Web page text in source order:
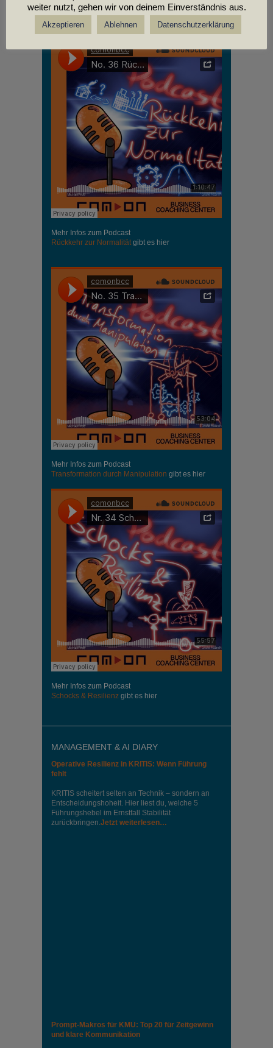
PODCASTS
Mehr Infos zum Podcast
Rückkehr zur Normalitätgibt es hier
Mehr Infos zum Podcast
Transformation durch Manipulation gibt es hier
Mehr Infos zum Podcast
Schocks & Resilienz gibt es hier
MANAGEMENT & AI DIARY
Operative Resilienz in KRITIS: Wenn Führung
fehlt
KRITIS scheitert selten an Technik – sondern an
Entscheidungshoheit. Hier liest du, welche 5
Führungshebel im Ernstfall Stabilität
zurückbringen.Jetzt weiterlesen…
Prompt-Makros für KMU: Top 20 für Zeitgewinn
und klare Kommunikation
weiter nutzt, gehen wir von deinem Einverständnis aus.
Akzeptieren Ablehnen Datenschutzerklärung